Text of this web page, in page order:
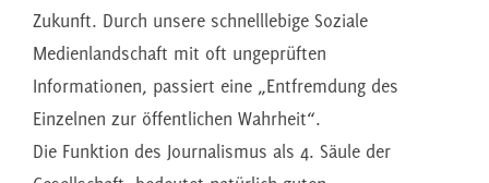
Zukunft. Durch unsere schnelllebige Soziale
Medienlandschaft mit oft ungeprüften
Informationen, passiert eine „Entfremdung des
Einzelnen zur öffentlichen Wahrheit“.
Die Funktion des Journalismus als 4. Säule der